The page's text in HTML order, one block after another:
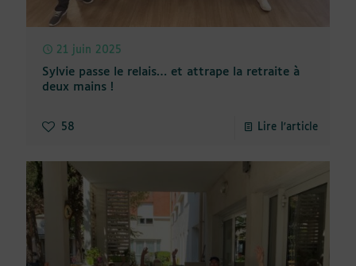
21 juin 2025
Sylvie passe le relais… et attrape la retraite à
deux mains !
58 Lire l'article